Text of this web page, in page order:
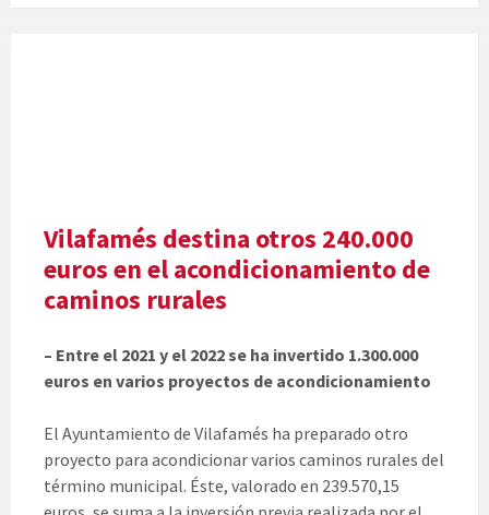
Vilafamés destina otros 240.000
euros en el acondicionamiento de
caminos rurales
– Entre el 2021 y el 2022 se ha invertido 1.300.000
euros en varios proyectos de acondicionamiento
El Ayuntamiento de Vilafamés ha preparado otro
proyecto para acondicionar varios caminos rurales del
término municipal. Éste, valorado en 239.570,15